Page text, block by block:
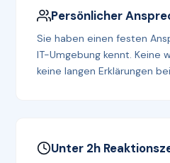
Persönlicher
Sie haben einen festen
IT-Umgebung kennt. Keine
keine langen Erklärungen
Unter 2h